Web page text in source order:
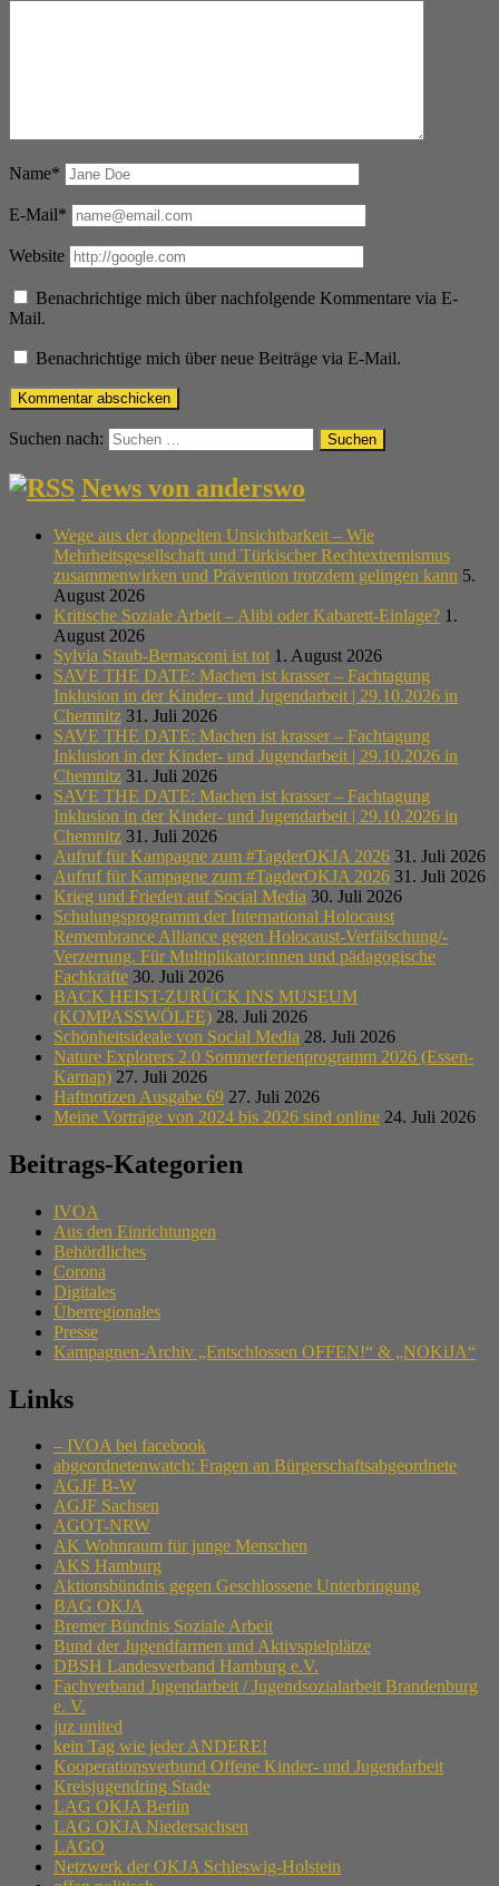
Name*
E-Mail*
Website
Benachrichtige mich über nachfolgende Kommentare via E-
Mail.
Benachrichtige mich über neue Beiträge via E-Mail.
Suchen nach:
News von anderswo
Wege aus der doppelten Unsichtbarkeit – Wie
Mehrheitsgesellschaft und Türkischer Rechtextremismus
zusammenwirken und Prävention trotzdem gelingen kann 5.
August 2026
Kritische Soziale Arbeit – Alibi oder Kabarett-Einlage? 1.
August 2026
Sylvia Staub-Bernasconi ist tot 1. August 2026
SAVE THE DATE: Machen ist krasser – Fachtagung
Inklusion in der Kinder- und Jugendarbeit | 29.10.2026 in
Chemnitz 31. Juli 2026
SAVE THE DATE: Machen ist krasser – Fachtagung
Inklusion in der Kinder- und Jugendarbeit | 29.10.2026 in
Chemnitz 31. Juli 2026
SAVE THE DATE: Machen ist krasser – Fachtagung
Inklusion in der Kinder- und Jugendarbeit | 29.10.2026 in
Chemnitz 31. Juli 2026
Aufruf für Kampagne zum #TagderOKJA 2026 31. Juli 2026
Aufruf für Kampagne zum #TagderOKJA 2026 31. Juli 2026
Krieg und Frieden auf Social Media 30. Juli 2026
Schulungsprogramm der International Holocaust
Remembrance Alliance gegen Holocaust-Verfälschung/-
Verzerrung. Für Multiplikator:innen und pädagogische
Fachkräfte 30. Juli 2026
BACK HEIST-ZURÜCK INS MUSEUM
(KOMPASSWÖLFE) 28. Juli 2026
Schönheitsideale von Social Media 28. Juli 2026
Nature Explorers 2.0 Sommerferienprogramm 2026 (Essen-
Karnap) 27. Juli 2026
Haftnotizen Ausgabe 69 27. Juli 2026
Meine Vorträge von 2024 bis 2026 sind online 24. Juli 2026
Beitrags-Kategorien
IVOA
Aus den Einrichtungen
Behördliches
Corona
Digitales
Überregionales
Presse
Kampagnen-Archiv „Entschlossen OFFEN!“ & „NOKiJA“
Links
– IVOA bei facebook
abgeordnetenwatch: Fragen an Bürgerschaftsabgeordnete
AGJF B-W
AGJF Sachsen
AGOT-NRW
AK Wohnraum für junge Menschen
AKS Hamburg
Aktionsbündnis gegen Geschlossene Unterbringung
BAG OKJA
Bremer Bündnis Soziale Arbeit
Bund der Jugendfarmen und Aktivspielplätze
DBSH Landesverband Hamburg e.V.
Fachverband Jugendarbeit / Jugendsozialarbeit Brandenburg
e. V.
juz united
kein Tag wie jeder ANDERE!
Kooperationsverbund Offene Kinder- und Jugendarbeit
Kreisjugendring Stade
LAG OKJA Berlin
LAG OKJA Niedersachsen
LAGO
Netzwerk der OKJA Schleswig-Holstein